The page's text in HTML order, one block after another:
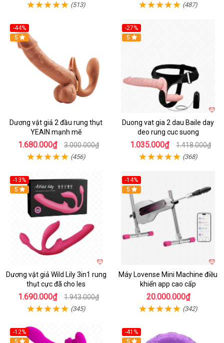
(513) (487)
-44%
Hot
5
Dương vật giả 2 đầu rung thụt
YEAIN mạnh mẽ
1.680.000₫ 3.000.000₫
(456)
-27%
Hot
5
Duong vat gia 2 dau Baile day
deo rung cuc suong
1.035.000₫ 1.418.000₫
(368)
-13%
Hot
5
Dương vật giả Wild Lily 3in1 rung
thụt cực đã cho les
1.690.000₫ 1.943.000₫
(345)
-14%
Hot
5
Máy Lovense Mini Machine điều
khiển app cao cấp
20.000.000₫
(342)
-12%
5
-41%
Hot
5